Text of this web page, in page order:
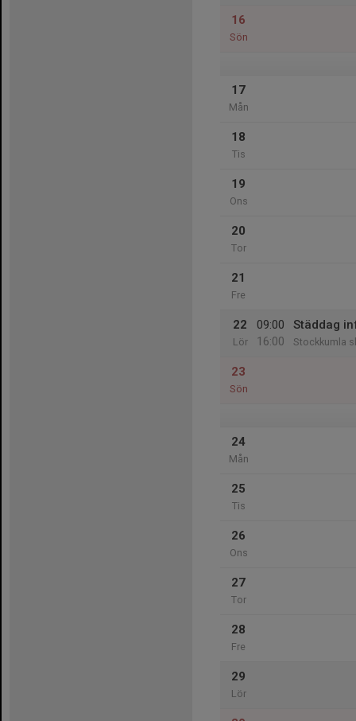
16
Sön
17
Mån
18
Tis
19
Ons
20
Tor
21
Fre
22
Lör
09:00
16:00
Städdag
Stockkumla
23
Sön
24
Mån
25
Tis
26
Ons
27
Tor
28
Fre
29
Lör